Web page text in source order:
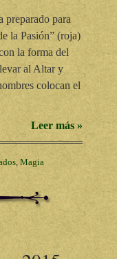
preparado para
la Pasión” (roja)
la forma del
al Altar y
colocan el
Leer más »
, Magia